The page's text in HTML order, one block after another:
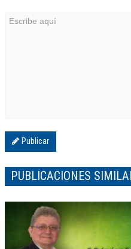
Publicar
PUBLICACIONES